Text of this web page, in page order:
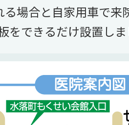
る場合と自家用車で
をできるだけ設置しま